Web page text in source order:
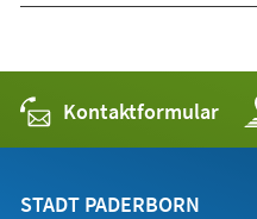
Kontaktformular
STADT PADERBORN